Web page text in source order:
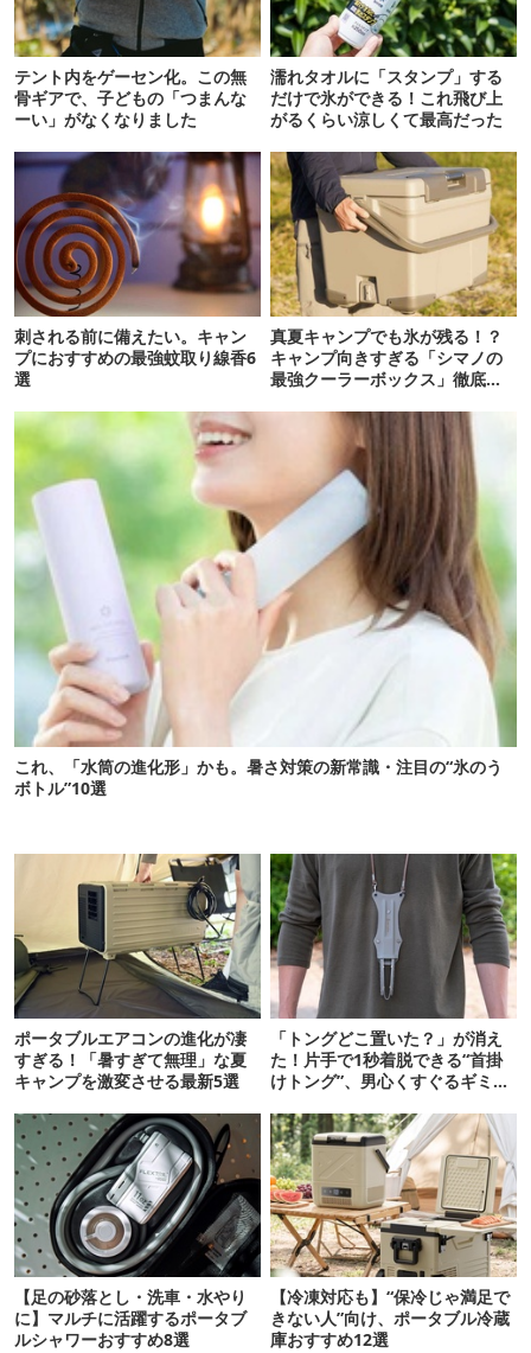
テント内をゲーセン化。この無
骨ギアで、子どもの「つまんな
ーい」がなくなりました
濡れタオルに「スタンプ」する
だけで氷ができる！これ飛び上
がるくらい涼しくて最高だった
刺される前に備えたい。キャン
プにおすすめの最強蚊取り線香6
選
真夏キャンプでも氷が残る！？
キャンプ向きすぎる「シマノの
最強クーラーボックス」徹底解
これ、「水筒の進化形」かも。暑さ対策の新常識・注目の“氷のう
ボトル”10選
ポータブルエアコンの進化が凄
すぎる！「暑すぎて無理」な夏
キャンプを激変させる最新5選
「トングどこ置いた？」が消え
た！片手で1秒着脱できる“首掛
けトング”、男心くすぐるギミッ
【足の砂落とし・洗車・水やり
に】マルチに活躍するポータブ
ルシャワーおすすめ8選
【冷凍対応も】“保冷じゃ満足で
きない人”向け、ポータブル冷蔵
庫おすすめ12選